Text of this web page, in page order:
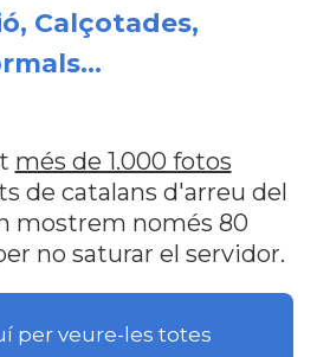
Calçotades,
més de 1.000 fotos
de catalans d'arreu del
mostrem només 80
no saturar el servidor.
per veure-les totes